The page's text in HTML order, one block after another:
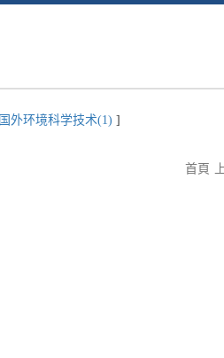
国外环境科学技术(1) ]
首頁